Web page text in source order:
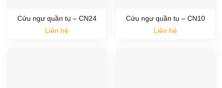
Cửu ngư quần tụ – CN24
Liên hệ
Cửu ngư quần tụ – CN10
Liên hệ